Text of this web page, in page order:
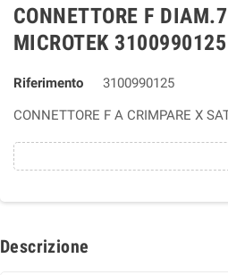
CONNETTORE F
MICROTEK 3100990125
Riferimento
3100990125
CONNETTORE F A CRIMPARE X
Descrizione